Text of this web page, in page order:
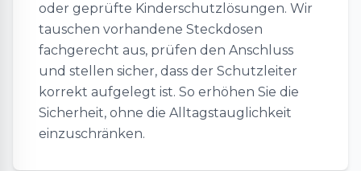
oder geprüfte Kinderschutzlösungen. Wir
tauschen vorhandene Steckdosen
fachgerecht aus, prüfen den Anschluss
und stellen sicher, dass der Schutzleiter
korrekt aufgelegt ist. So erhöhen Sie die
Sicherheit, ohne die Alltagstauglichkeit
einzuschränken.